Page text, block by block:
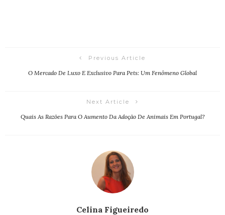
Previous Article
O Mercado De Luxo E Exclusivo Para Pets: Um Fenômeno Global
Next Article
Quais As Razões Para O Aumento Da Adoção De Animais Em Portugal?
Celina Figueiredo